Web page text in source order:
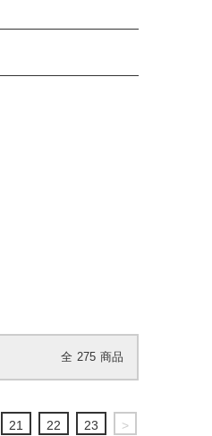
全 275 商品
21 22 23 >